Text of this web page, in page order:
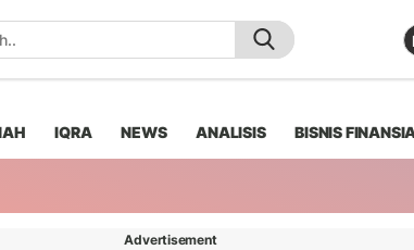
IQRA NEWS ANALISIS BISNIS
Advertisement